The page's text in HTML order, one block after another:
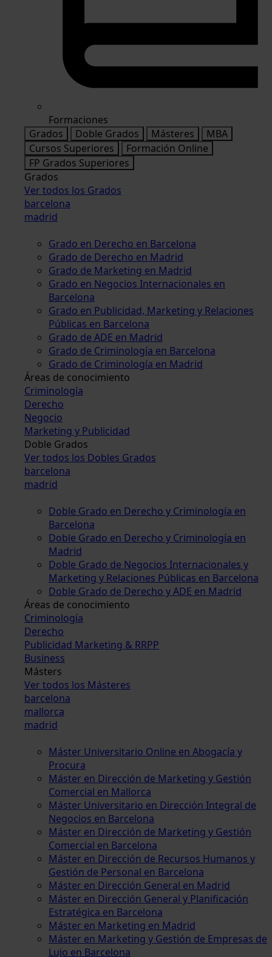
Formaciones
Grados
Doble Grados Másteres
MBA
Cursos Superiores
Formación Online
FP Grados Superiores
Grados
Ver todos los Grados
barcelona
madrid
Grado en Derecho en Barcelona
Grado de Derecho en Madrid
Grado de Marketing en Madrid
Grado en Negocios Internacionales en
Barcelona
Grado en Publicidad, Marketing y Relaciones
Públicas en Barcelona
Grado de ADE en Madrid
Grado de Criminología en Barcelona
Grado de Criminología en Madrid
Áreas de conocimiento
Criminología
Derecho
Negocio
Marketing y Publicidad
Doble Grados
Ver todos los Dobles Grados
barcelona
madrid
Doble Grado en Derecho y Criminología en
Barcelona
Doble Grado en Derecho y Criminología en
Madrid
Doble Grado de Negocios Internacionales y
Marketing y Relaciones Públicas en Barcelona
Doble Grado de Derecho y ADE en Madrid
Áreas de conocimiento
Criminología
Derecho
Publicidad Marketing & RRPP
Business
Másters
Ver todos los Másteres
barcelona
mallorca
madrid
Máster Universitario Online en Abogacía y
Procura
Máster en Dirección de Marketing y Gestión
Comercial en Mallorca
Máster Universitario en Dirección Integral de
Negocios en Barcelona
Máster en Dirección de Marketing y Gestión
Comercial en Barcelona
Máster en Dirección de Recursos Humanos y
Gestión de Personal en Barcelona
Máster en Dirección General en Madrid
Máster en Dirección General y Planificación
Estratégica en Barcelona
Máster en Marketing en Madrid
Máster en Marketing y Gestión de Empresas de
Lujo en Barcelona